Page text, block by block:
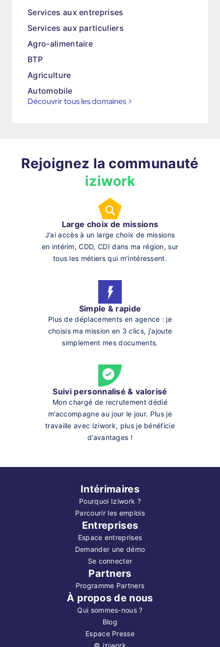
Services aux entreprises
Services aux particuliers
Agro-alimentaire
BTP
Agriculture
Automobile
Découvrir tous les domaines >
Rejoignez la communauté
iziwork
Large choix de missions
J’ai accès à un large choix de missions
en intérim, CDD, CDI dans ma région, sur
tous les métiers qui m’intéressent.
Simple & rapide
Plus de déplacements en agence : je
choisis ma mission en 3 clics, j'ajoute
simplement mes documents.
Suivi personnalisé & valorisé
Mon chargé de recrutement dédié
m’accompagne au jour le jour. Plus je
travaille avec iziwork, plus je bénéficie
d’avantages !
Intérimaires
Pourquoi Iziwork ?
Parcourir les emplois
Entreprises
Espace entreprises
Demander une démo
Se connecter
Partners
Programme Partners
À propos de nous
Qui sommes-nous ?
Blog
Espace Presse
© iziwork